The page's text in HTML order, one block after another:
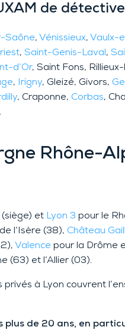
de
Saône, Vénissieux, Vaulx-
, Saint-Genis-Laval ,
d’Or, Saint Fons,
, Irigny, Gleizé, Givors,
, Craponne, Corbas,
Rhône-
(siège) et Lyon 3 pour le
l’Isère (38), Château
Valence pour la Drôme
(63) et l’Allier (03).
privés à Lyon couvrent
de 20 ans, en